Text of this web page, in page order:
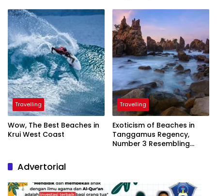
President
Travelling
Wow, The Best Beaches in
Krui West Coast
Travelling
Exoticism of Beaches in
Tanggamus Regency,
Number 3 Resembling
Advertorial